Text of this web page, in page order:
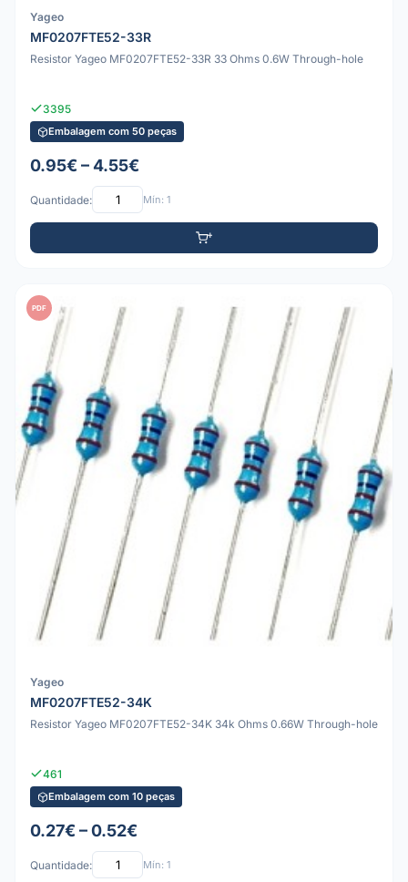
Yageo
MF0207FTE52-33R
Resistor Yageo MF0207FTE52-33R 33 Ohms 0.6W Through-hole
3395
Embalagem com 50 peças
0.95€ – 4.55€
Quantidade: Mín: 1
PDF
Yageo
MF0207FTE52-34K
Resistor Yageo MF0207FTE52-34K 34k Ohms 0.66W Through-hole
461
Embalagem com 10 peças
0.27€ – 0.52€
Quantidade: Mín: 1